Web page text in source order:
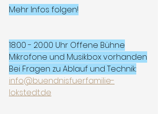
Mehr Infos folgen!
18:00 - 20:00 Uhr Offene Bühne
Mikrofone und Musikbox vorhanden
Bei Fragen zu Ablauf und Technik:
info@buendnisfuerfamilie-
lokstedt.de